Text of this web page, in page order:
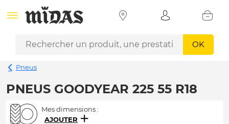
OK
Pneus
PNEUS GOODYEAR 225 55 R18
Mes dimensions :
AJOUTER